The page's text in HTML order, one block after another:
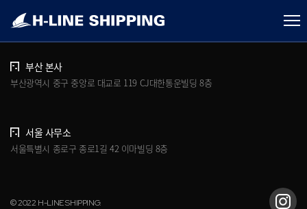
개인정보처리방침 브로슈어 다운로드
부산 본사
부산광역시 중구 중앙로 대교로 119 CJ대한통운빌딩 8층
서울 사무소
서울특별시 종로구 종로1길 42 이마빌딩 8층
© 2022 H-LINE SHIPPING.